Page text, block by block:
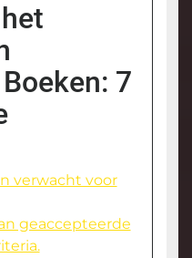
7
verwacht voor
geaccepteerde